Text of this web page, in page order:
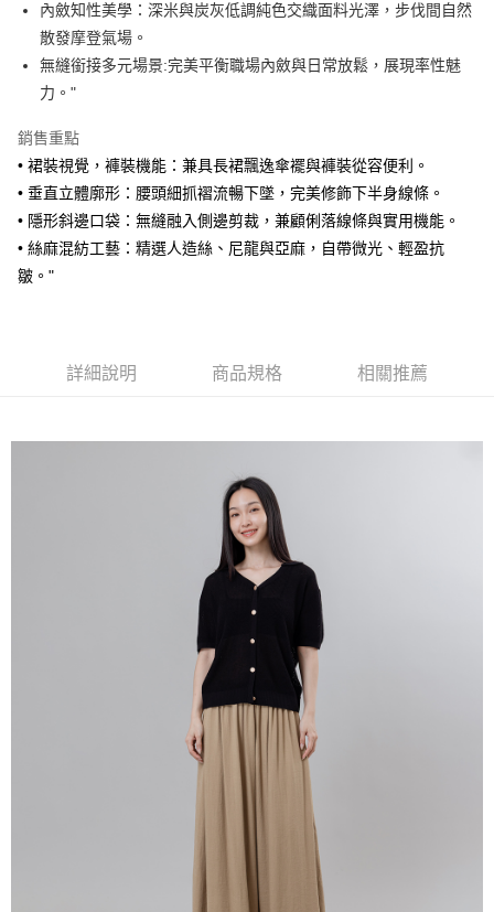
內斂知性美學：深米與炭灰低調純色交織面料光澤，步伐間自然
散發摩登氣場。
無縫銜接多元場景:完美平衡職場內斂與日常放鬆，展現率性魅
力。"
銷售重點
• 裙裝視覺，褲裝機能：兼具長裙飄逸傘襬與褲裝從容便利。
• 垂直立體廓形：腰頭細抓褶流暢下墜，完美修飾下半身線條。
• 隱形斜邊口袋：無縫融入側邊剪裁，兼顧俐落線條與實用機能。
• 絲麻混紡工藝：精選人造絲、尼龍與亞麻，自帶微光、輕盈抗
皺。"
詳細說明 商品規格 相關推薦